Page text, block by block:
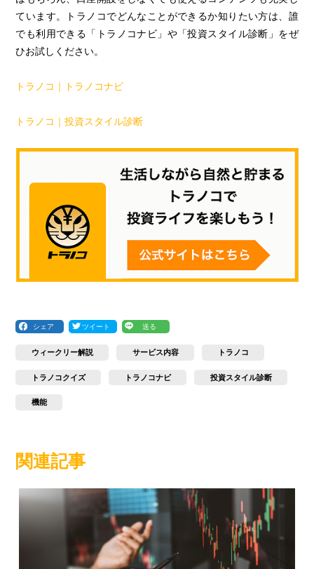
ています。トラノコでどんなことができるか知りたい方は、誰
でも利用できる「トラノコナビ」や「投資スタイル診断」をぜ
ひお試しください。
トラノコ｜トラノコナビ
トラノコ｜投資スタイル診断
シェア ツイート 送る
ウィークリー解説 サービス内容 トラノコ
トラノコクイズ トラノコナビ 投資スタイル診断
機能
関連記事